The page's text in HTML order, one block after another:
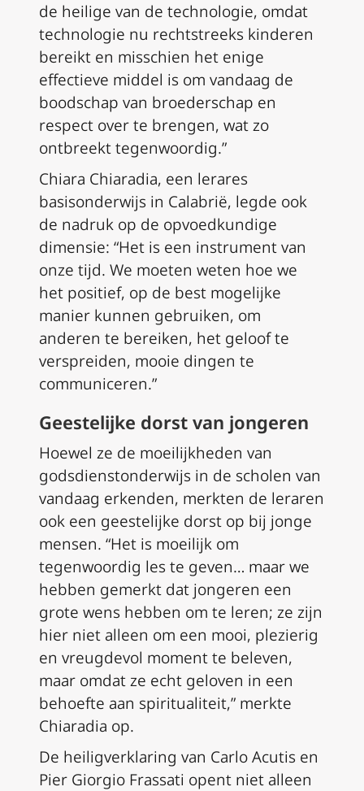
de heilige van de technologie, omdat
technologie nu rechtstreeks kinderen
bereikt en misschien het enige
effectieve middel is om vandaag de
boodschap van broederschap en
respect over te brengen, wat zo
ontbreekt tegenwoordig.”
Chiara Chiaradia, een lerares
basisonderwijs in Calabrië, legde ook
de nadruk op de opvoedkundige
dimensie: “Het is een instrument van
onze tijd. We moeten weten hoe we
het positief, op de best mogelijke
manier kunnen gebruiken, om
anderen te bereiken, het geloof te
verspreiden, mooie dingen te
communiceren.”
Geestelijke dorst van jongeren
Hoewel ze de moeilijkheden van
godsdienstonderwijs in de scholen van
vandaag erkenden, merkten de leraren
ook een geestelijke dorst op bij jonge
mensen. “Het is moeilijk om
tegenwoordig les te geven… maar we
hebben gemerkt dat jongeren een
grote wens hebben om te leren; ze zijn
hier niet alleen om een mooi, plezierig
en vreugdevol moment te beleven,
maar omdat ze echt geloven in een
behoefte aan spiritualiteit,” merkte
Chiaradia op.
De heiligverklaring van Carlo Acutis en
Pier Giorgio Frassati opent niet alleen